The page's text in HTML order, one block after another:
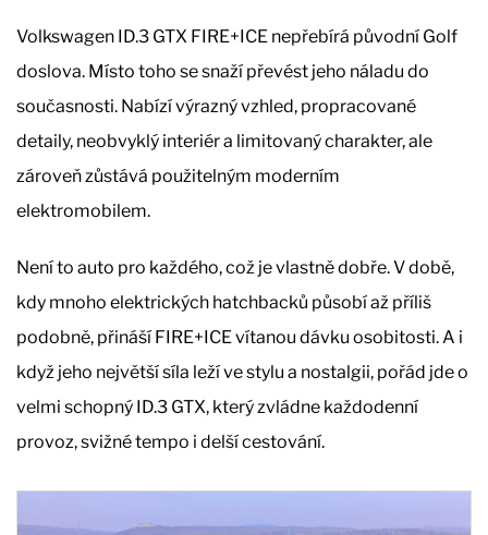
Volkswagen ID.3 GTX FIRE+ICE nepřebírá původní Golf
doslova. Místo toho se snaží převést jeho náladu do
současnosti. Nabízí výrazný vzhled, propracované
detaily, neobvyklý interiér a limitovaný charakter, ale
zároveň zůstává použitelným moderním
elektromobilem.
Není to auto pro každého, což je vlastně dobře. V době,
kdy mnoho elektrických hatchbacků působí až příliš
podobně, přináší FIRE+ICE vítanou dávku osobitosti. A i
když jeho největší síla leží ve stylu a nostalgii, pořád jde o
velmi schopný ID.3 GTX, který zvládne každodenní
provoz, svižné tempo i delší cestování.